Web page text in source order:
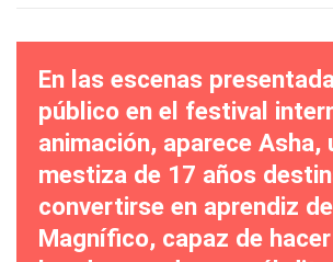
En las escenas
público en el festival
animación, aparece Asha,
mestiza de 17 años
convertirse en aprendiz
Magnífico, capaz de